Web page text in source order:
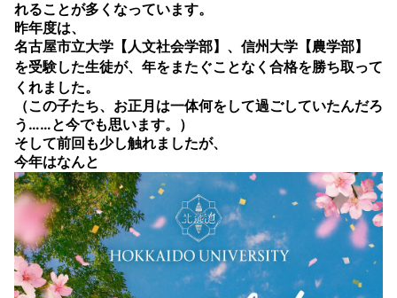
れることが多くなっています。
昨年度は、
名古屋市立大学【人文社会学部】、信州大学【農学部】
を受験した生徒が、 年をまたぐことなく合格を勝ち取って
くれました。
（この子たち、お正月は一体何をして過ごしていたんだろ
う……と今でも思います。）
そして前回も少し触れましたが、
今年はなんと